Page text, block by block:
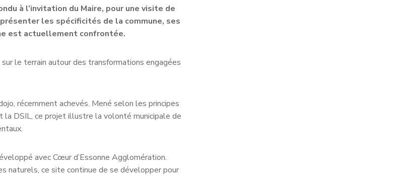
à l’invitation du Maire, pour une visite de
les spécificités de la commune, ses
est actuellement confrontée.
le terrain autour des transformations engagées
récemment achevés. Mené selon les principes
la DSIL, ce projet illustre la volonté municipale de
avec Cœur d’Essonne Agglomération.
naturels, ce site continue de se développer pour